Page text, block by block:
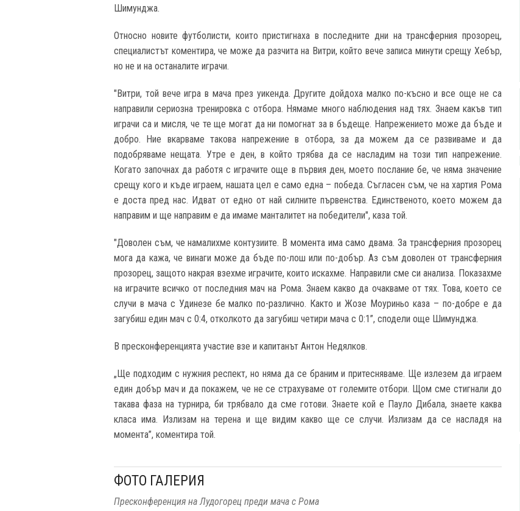
Шимунджа.
Относно новите футболисти, които пристигнаха в последните дни на трансферния прозорец,
специалистът коментира, че може да разчита на Витри, който вече записа минути срещу Хебър,
но не и на останалите играчи.
"Витри, той вече игра в мача през уикенда. Другите дойдоха малко по-късно и все още не са
направили сериозна тренировка с отбора. Нямаме много наблюдения над тях. Знаем какъв тип
играчи са и мисля, че те ще могат да ни помогнат за в бъдеще. Напрежението може да бъде и
добро. Ние вкарваме такова напрежение в отбора, за да можем да се развиваме и да
подобряваме нещата. Утре е ден, в който трябва да се насладим на този тип напрежение.
Когато започнах да работя с играчите още в първия ден, моето послание бе, че няма значение
срещу кого и къде играем, нашата цел е само една – победа. Съгласен съм, че на хартия Рома
е доста пред нас. Идват от едно от най силните първенства. Единственото, което можем да
направим и ще направим е да имаме манталитет на победители", каза той.
"Доволен съм, че намалихме контузиите. В момента има само двама. За трансферния прозорец
мога да кажа, че винаги може да бъде по-лош или по-добър. Аз съм доволен от трансферния
прозорец, защото накрая взехме играчите, които искахме. Направили сме си анализа. Показахме
на играчите всичко от последния мач на Рома. Знаем какво да очакваме от тях. Това, което се
случи в мача с Удинезе бе малко по-различно. Както и Жозе Моуриньо каза – по-добре е да
загубиш един мач с 0:4, отколкото да загубиш четири мача с 0:1”, сподели още Шимунджа.
В пресконференцията участие взе и капитанът Антон Недялков.
„Ще подходим с нужния респект, но няма да се браним и притесняваме. Ще излезем да играем
един добър мач и да покажем, че не се страхуваме от големите отбори. Щом сме стигнали до
такава фаза на турнира, би трябвало да сме готови. Знаете кой е Пауло Дибала, знаете каква
класа има. Излизам на терена и ще видим какво ще се случи. Излизам да се насладя на
момента”, коментира той.
ФОТО ГАЛЕРИЯ
Пресконференция на Лудогорец преди мача с Рома